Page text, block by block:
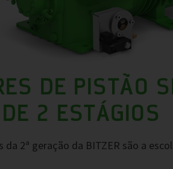
DE PISTÃO
2 ESTÁGIOS
2ª geração da BITZER são a